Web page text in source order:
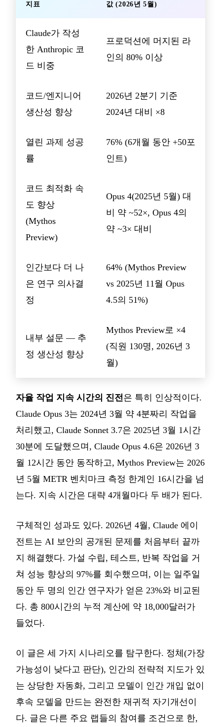
지표 값 (2026년 5월)
Claude가 작성
한 Anthropic 코
드 비중
프로덕션에 머지된 라
인의 80% 이상
코드/엔지니어
생산성 향상
2026년 2분기 기준
2024년 대비 ×8
열린 과제 성공
률
76% (6개월 동안 +50포
인트)
코드 최적화 속
도 향상
(Mythos
Preview)
Opus 4(2025년 5월) 대
비 약 ~52×, Opus 4의
약 ~3× 대비
인간보다 더 나
은 연구 의사결
정
64% (Mythos Preview
vs 2025년 11월 Opus
4.5의 51%)
내부 설문 — 추
정 생산성 향상
Mythos Preview로 ×4
(직원 130명, 2026년 3
월)
자율 작업 지속 시간의 진전은 특히 인상적이다.
Claude Opus 3는 2024년 3월 약 4분짜리 작업을
처리했고, Claude Sonnet 3.7은 2025년 3월 1시간
30분에 도달했으며, Claude Opus 4.6은 2026년 3
월 12시간 동안 동작하고, Mythos Preview는 2026
년 5월 METR 벤치마크 측정 한계인 16시간을 넘
는다. 지속 시간은 대략 4개월마다 두 배가 된다.
구체적인 성과도 있다. 2026년 4월, Claude 에이
전트는 AI 보안의 공개된 문제를 처음부터 끝까
지 해결했다. 가설 수립, 테스트, 반복 작업을 거
쳐 성능 향상의 97%를 회수했으며, 이는 일주일
동안 두 명의 인간 연구자가 얻은 23%와 비교된
다. 총 800시간의 누적 계산에 약 18,000달러가
들었다.
이 글은 세 가지 시나리오를 탐구한다. 정체(가장
가능성이 낮다고 판단), 인간의 전략적 지도가 있
는 상당한 자동화, 그리고 모델이 인간 개입 없이
후속 모델을 만드는 완전한 재귀적 자기개선이
다. 글은 다른 주요 랩들의 참여를 조건으로 한,